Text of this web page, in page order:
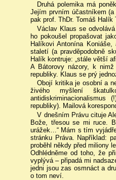
Druhá polemika má
Jejím prvním účastníkem
pak prof. ThDr. Tomáš Halík
Václav Klaus se
ho pokoušel propašovat
Halíkovi Antonína
staletí (a pravděpodobně
Halík kontruje: „stále větší
A Bátorovy názory, k
republiky. Klaus se prý
Obojí kritika je osobní a
živého myšlení
republiky). Mailová
V dnešním Právu cituje
Bože, třesou se mi ruce.
urážek…“ Mám s tím
stránku Práva. Například:
proběhl někdy před miliony
Odhlédněme od toho, že
vyplývá – připadá mi
jedni jsou zas osmnáct a
o tom neví.